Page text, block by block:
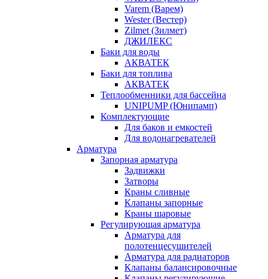
Varem (Варем)
Wester (Вестер)
Zilmet (Зилмет)
ДЖИЛЕКС
Баки для воды
АКВАТЕК
Баки для топлива
АКВАТЕК
Теплообменники для бассейна
UNIPUMP (Юнипамп)
Комплектующие
Для баков и емкостей
Для водонагревателей
Арматура
Запорная арматура
Задвижки
Затворы
Краны сливные
Клапаны запорные
Краны шаровые
Регулирующая арматура
Арматура для
полотенцесушителей
Арматура для радиаторов
Клапаны балансировочные